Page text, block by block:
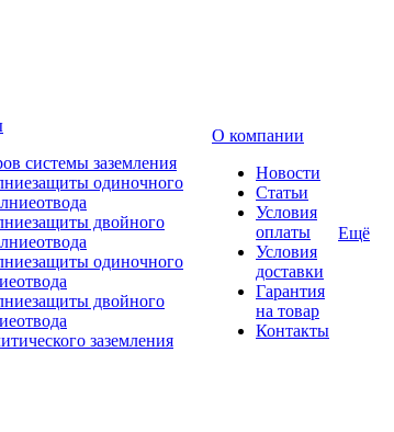
системы заземления
одиночного
двойного
одиночного
двойного
заземления
О компании
Новости
Статьи
Условия
оплаты
Условия
доставки
Гарантия
на товар
Контакты
Ещё